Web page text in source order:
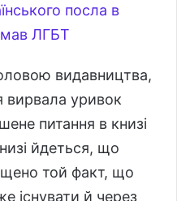
посла в
ЛГБТ
видавництва,
вирвала уривок
питання в книзі
йдеться, що
той факт, що
існувати й через